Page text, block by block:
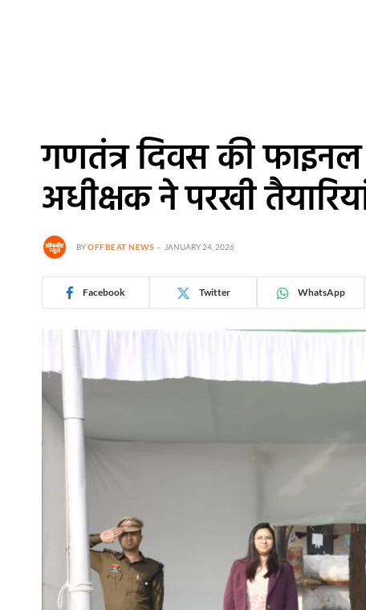
गणतंत्र दिवस की
अधीक्षक ने परखी
BYOFFBEAT NEWS JANUARY 24, 2026
Facebook Twitter WhatsApp